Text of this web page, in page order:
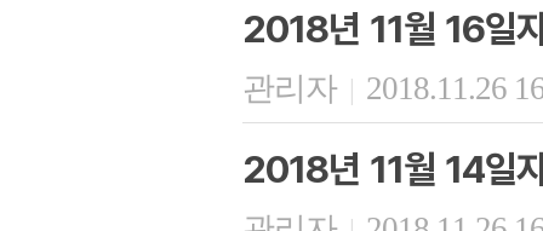
2018년 11월 16일
관리자 | 2018.11.26
2018년 11월 14일